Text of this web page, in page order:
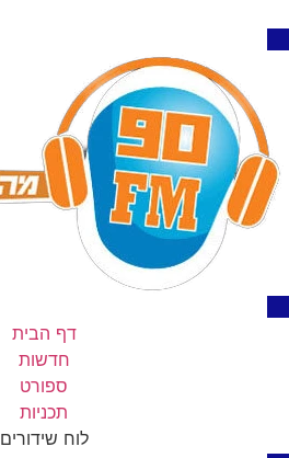
דף הבית
חדשות
ספורט
תכניות
לוח שידורים